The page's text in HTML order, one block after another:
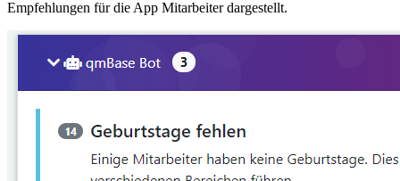
Empfehlungen für die App Mitarbeiter dargestellt.